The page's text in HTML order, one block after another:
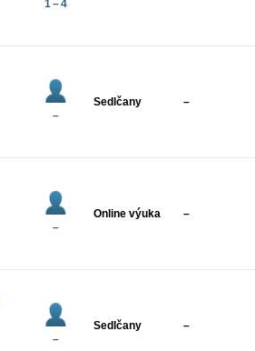
1 – 4
–
Sedlčany –
–
Online výuka –
–
Sedlčany –